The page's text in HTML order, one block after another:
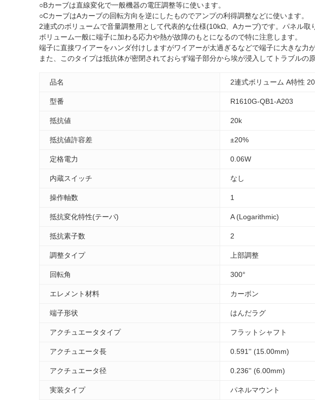
○Bカーブは直線変化で一般機器の電圧調整等に使います。
○CカーブはAカーブの回転方向を逆にしたものでアンプの利得調整などに使います。
2連式のボリュームで音量調整用として代表的な仕様(10kΩ、Aカーブ)です。パネル取
ボリューム一般に端子に加わる応力や熱が故障のもとになるので特に注意します。
端子に直接ワイアーをハンダ付けしますがワイアーが太過ぎるなどで端子に大きな
また、このタイプは抵抗体が密閉されておらず端子部分から埃が浸入してトラブルの
品名 2連式ボリューム A特性
型番 R1610G-QB1-A203
抵抗値 20k
抵抗値許容差 ±20%
定格電力 0.06W
内蔵スイッチ なし
操作軸数 1
抵抗変化特性(テーパ) A (Logarithmic)
抵抗素子数 2
調整タイプ 上部調整
回転角 300°
エレメント材料 カーボン
端子形状 はんだラグ
アクチュエータタイプ フラットシャフト
アクチュエータ長 0.591'' (15.00mm)
アクチュエータ径 0.236'' (6.00mm)
実装タイプ パネルマウント